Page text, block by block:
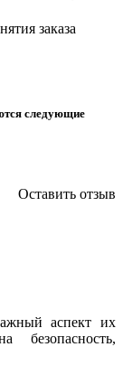
заказа
следующие
Оставить отзыв
аспект их
безопасность,